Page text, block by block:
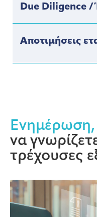
Due Diligence /
Αποτιμήσεις
Ενημέρωση,
να
τρέχουσες